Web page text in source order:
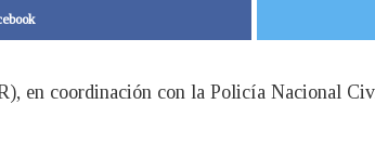
en coordinación con la Policía Nacional